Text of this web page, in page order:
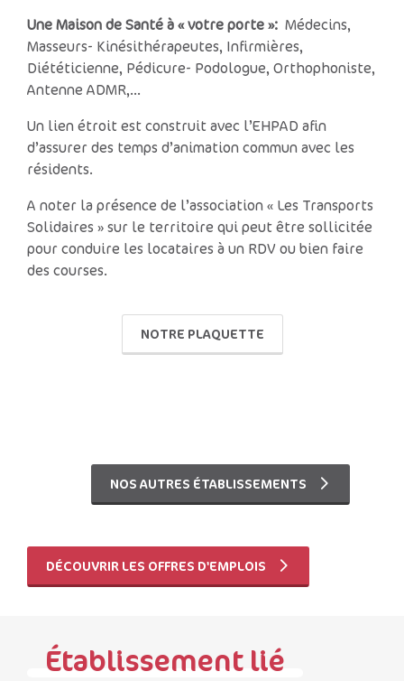
Une Maison de Santé à « votre porte »: Médecins,
Masseurs- Kinésithérapeutes, Infirmières,
Diététicienne, Pédicure- Podologue, Orthophoniste,
Antenne ADMR,…
Un lien étroit est construit avec l’EHPAD afin
d’assurer des temps d’animation commun avec les
résidents.
A noter la présence de l’association « Les Transports
Solidaires » sur le territoire qui peut être sollicitée
pour conduire les locataires à un RDV ou bien faire
des courses.
NOTRE PLAQUETTE
NOS AUTRES ÉTABLISSEMENTS
DÉCOUVRIR LES OFFRES D'EMPLOIS
Établissement lié